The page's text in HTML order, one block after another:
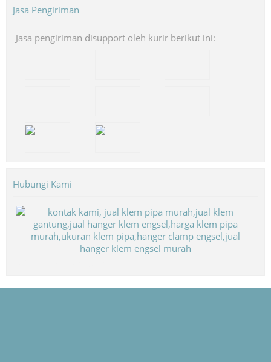
Jasa Pengiriman
Jasa pengiriman disupport oleh kurir berikut ini:
Hubungi Kami